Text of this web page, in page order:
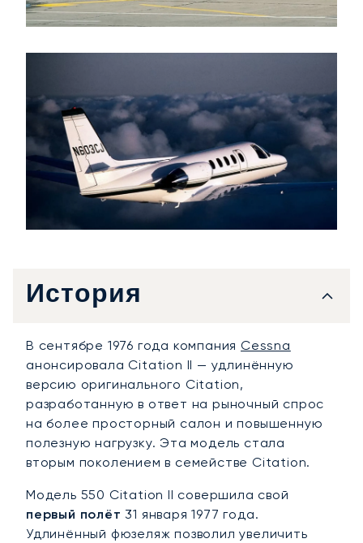
История
В сентябре 1976 года компанияCessna
анонсировала Citation II — удлинённую
версию оригинального Citation,
разработанную в ответ на рыночный спрос
на более просторный салон и повышенную
полезную нагрузку. Эта модель стала
вторым поколением в семействе Citation.
Модель 550 Citation II совершила свой
первый полёт 31 января 1977 года.
Удлинённый фюзеляж позволил увеличить